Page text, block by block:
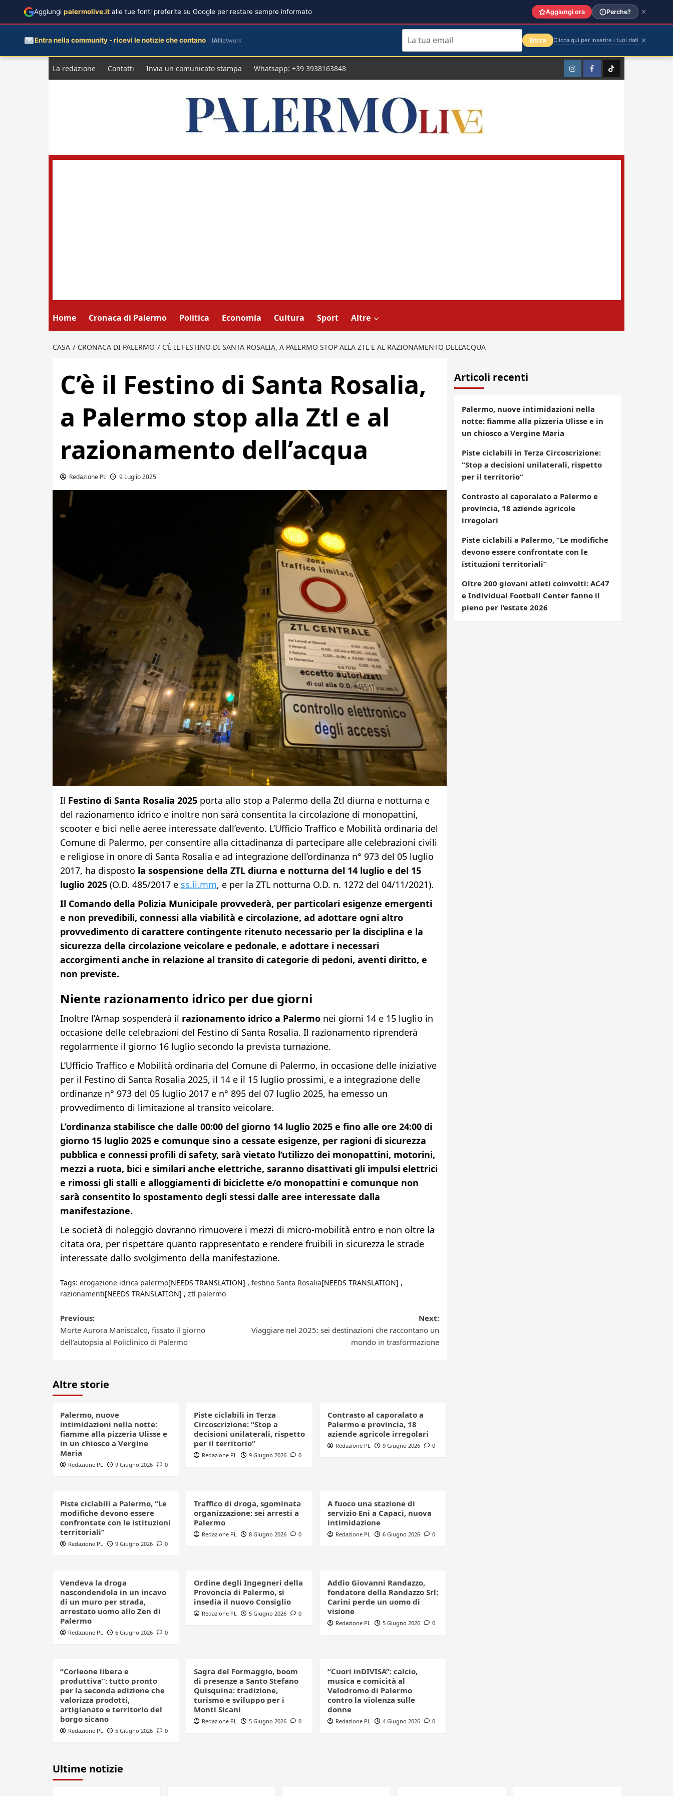
La redazione Contatti Invia un comunicato stampa Whatsapp: +39 3938163848 InstagramFacebookTikTok
Home Cronaca di Palermo Politica Economia Cultura Sport Altre
CASA CRONACA DI PALERMO C’È IL FESTINO DI SANTA ROSALIA, A PALERMO STOP ALLA ZTL E AL RAZIONAMENTO DELL’ACQUA
C’è il Festino di Santa Rosalia,
a Palermo stop alla Ztl e al
razionamento dell’acqua
Redazione PL 9 Luglio 2025
Il Festino di Santa Rosalia 2025porta allo stop a Palermo della Ztl diurna e notturna e
del razionamento idrico e inoltre non sarà consentita la circolazione di monopattini,
scooter e bici nelle aeree interessate dall’evento. L’Ufficio Traffico e Mobilità ordinaria del
Comune di Palermo, per consentire alla cittadinanza di partecipare alle celebrazioni civili
e religiose in onore di Santa Rosalia e ad integrazione dell’ordinanza n° 973 del 05 luglio
2017, ha disposto la sospensione della ZTL diurna e notturna del 14 luglio e del 15
luglio 2025(O.D. 485/2017 e ss.ii.mm, e per la ZTL notturna O.D. n. 1272 del 04/11/2021).
Il Comando della Polizia Municipale provvederà, per particolari esigenze emergenti
e non prevedibili, connessi alla viabilità e circolazione, ad adottare ogni altro
provvedimento di carattere contingente ritenuto necessario per la disciplina e la
sicurezza della circolazione veicolare e pedonale, e adottare i necessari
accorgimenti anche in relazione al transito di categorie di pedoni, aventi diritto, e
non previste.
Niente razionamento idrico per due giorni
Inoltre l’Amap sospenderà il razionamento idrico a Palermo nei giorni 14 e 15 luglio in
occasione delle celebrazioni del Festino di Santa Rosalia. Il razionamento riprenderà
regolarmente il giorno 16 luglio secondo la prevista turnazione.
L’Ufficio Traffico e Mobilità ordinaria del Comune di Palermo, in occasione delle iniziative
per il Festino di Santa Rosalia 2025, il 14 e il 15 luglio prossimi, e a integrazione delle
ordinanze n° 973 del 05 luglio 2017 e n° 895 del 07 luglio 2025, ha emesso un
provvedimento di limitazione al transito veicolare.
L’ordinanza stabilisce che dalle 00:00 del giorno 14 luglio 2025 e fino alle ore 24:00 di
giorno 15 luglio 2025 e comunque sino a cessate esigenze, per ragioni di sicurezza
pubblica e connessi profili di safety, sarà vietato l’utilizzo dei monopattini, motorini,
mezzi a ruota, bici e similari anche elettriche, saranno disattivati gli impulsi elettrici
e rimossi gli stalli e alloggiamenti di biciclette e/o monopattini e comunque non
sarà consentito lo spostamento degli stessi dalle aree interessate dalla
manifestazione.
Le società di noleggio dovranno rimuovere i mezzi di micro-mobilità entro e non oltre la
citata ora, per rispettare quanto rappresentato e rendere fruibili in sicurezza le strade
interessate dallo svolgimento della manifestazione.
Tags: erogazione idrica palermo[NEEDS TRANSLATION] , festino Santa Rosalia[NEEDS TRANSLATION] ,
razionamenti[NEEDS TRANSLATION] , ztl palermo
Post
navigation
Previous:
Morte Aurora Maniscalco, fissato il giorno
dell’autopsia al Policlinico di Palermo
Next:
Viaggiare nel 2025: sei destinazioni che raccontano un
mondo in trasformazione
Altre storie
Palermo, nuove
intimidazioni nella notte:
fiamme alla pizzeria Ulisse e
in un chiosco a Vergine
Maria
Redazione PL 9 Giugno 2026 0
Piste ciclabili in Terza
Circoscrizione: “Stop a
decisioni unilaterali, rispetto
per il territorio”
Redazione PL 9 Giugno 2026 0
Contrasto al caporalato a
Palermo e provincia, 18
aziende agricole irregolari
Redazione PL 9 Giugno 2026 0
Piste ciclabili a Palermo, “Le
modifiche devono essere
confrontate con le istituzioni
territoriali”
Redazione PL 9 Giugno 2026 0
Traffico di droga, sgominata
organizzazione: sei arresti a
Palermo
Redazione PL 8 Giugno 2026 0
A fuoco una stazione di
servizio Eni a Capaci, nuova
intimidazione
Redazione PL 6 Giugno 2026 0
Vendeva la droga
nascondendola in un incavo
di un muro per strada,
arrestato uomo allo Zen di
Palermo
Redazione PL 6 Giugno 2026 0
Ordine degli Ingegneri della
Provoncia di Palermo, si
insedia il nuovo Consiglio
Redazione PL 5 Giugno 2026 0
Addio Giovanni Randazzo,
fondatore della Randazzo Srl:
Carini perde un uomo di
visione
Redazione PL 5 Giugno 2026 0
“Corleone libera e
produttiva”: tutto pronto
per la seconda edizione che
valorizza prodotti,
artigianato e territorio del
borgo sicano
Redazione PL 5 Giugno 2026 0
Sagra del Formaggio, boom
di presenze a Santo Stefano
Quisquina: tradizione,
turismo e sviluppo per i
Monti Sicani
Redazione PL 5 Giugno 2026 0
“Cuori inDIVISA”: calcio,
musica e comicità al
Velodromo di Palermo
contro la violenza sulle
donne
Redazione PL 4 Giugno 2026 0
Articoli recenti
Palermo, nuove intimidazioni nella
notte: fiamme alla pizzeria Ulisse e in
un chiosco a Vergine Maria
Piste ciclabili in Terza Circoscrizione:
“Stop a decisioni unilaterali, rispetto
per il territorio”
Contrasto al caporalato a Palermo e
provincia, 18 aziende agricole
irregolari
Piste ciclabili a Palermo, “Le modifiche
devono essere confrontate con le
istituzioni territoriali”
Oltre 200 giovani atleti coinvolti: AC47
e Individual Football Center fanno il
pieno per l’estate 2026
Ultime notizie
Aggiungi palermolive.it alle tue fonti preferite su Google per restare sempre informato Aggiungi ora Perche?
Entra nella community - ricevi le notizie che contano IANetwork Entra Clicca qui per inserire i tuoi dati